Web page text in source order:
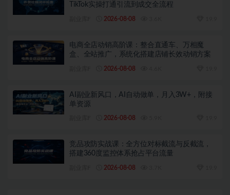
TikTok实操打通引流到成交全流程
2026-08-08
电商全店动销高阶课：整合直通车、万相魔
盒、全站推广，系统化搭建店铺长效动销方案
2026-08-08
AI副业新风口，AI自动做单，月入3W+，附接
单资源
2026-08-08
竞品攻防实战课：全方位对标截流与反截流，
搭建360度监控体系抢占平台流量
2026-08-08